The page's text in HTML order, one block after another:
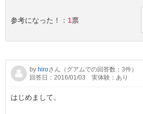
参考になった！： 1票
by hiroさん（グアムでの回答数：3件）
回答日：2016/01/03
実体験：あり
はじめまして。